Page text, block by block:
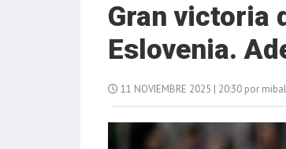
Gran victoria
Eslovenia.
11 NOVIEMBRE 2025 | 20:30 por